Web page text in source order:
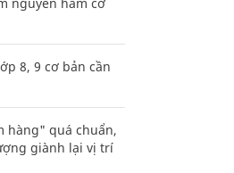
8, 9 cơ bản cần
hàng" quá chuẩn,
giành lại vị trí